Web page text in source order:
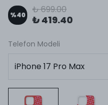
%40 ₺ 699.00
₺ 419.40
Telefon Modeli